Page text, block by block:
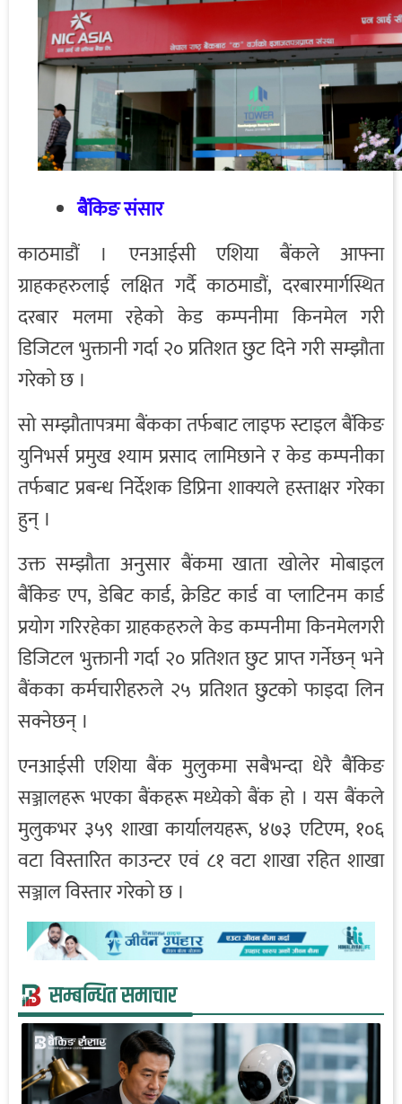
बैंकिङ संसार
काठमाडौं । एनआईसी एशिया बैंकले आफ्ना
ग्राहकहरुलाई लक्षित गर्दै काठमाडौं, दरबारमार्गस्थित
दरबार मलमा रहेको केड कम्पनीमा किनमेल गरी
डिजिटल भुक्तानी गर्दा २० प्रतिशत छुट दिने गरी सम्झौता
गरेको छ ।
सो सम्झौतापत्रमा बैंकका तर्फबाट लाइफ स्टाइल बैंकिङ
युनिभर्स प्रमुख श्याम प्रसाद लामिछाने र केड कम्पनीका
तर्फबाट प्रबन्ध निर्देशक डिप्रिना शाक्यले हस्ताक्षर गरेका
हुन् ।
उक्त सम्झौता अनुसार बैंकमा खाता खोलेर मोबाइल
बैंकिङ एप, डेबिट कार्ड, क्रेडिट कार्ड वा प्लाटिनम कार्ड
प्रयोग गरिरहेका ग्राहकहरुले केड कम्पनीमा किनमेलगरी
डिजिटल भुक्तानी गर्दा २० प्रतिशत छुट प्राप्त गर्नेछन् भने
बैंकका कर्मचारीहरुले २५ प्रतिशत छुटको फाइदा लिन
सक्नेछन् ।
एनआईसी एशिया बैंक मुलुकमा सबैभन्दा धेरै बैंकिङ
सञ्जालहरू भएका बैंकहरू मध्येको बैंक हो । यस बैंकले
मुलुकभर ३५९ शाखा कार्यालयहरू, ४७३ एटिएम, १०६
वटा विस्तारित काउन्टर एवं ८१ वटा शाखा रहित शाखा
सञ्जाल विस्तार गरेको छ ।
सम्बन्धित समाचार